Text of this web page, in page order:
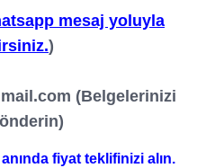
mesaj yoluyla
)
(Belgelerinizi
fiyat teklifinizi alın.